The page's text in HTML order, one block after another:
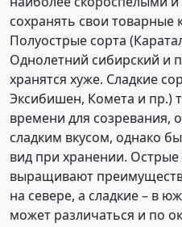
сохранять свои товарные
Полуострые сорта
Однолетний сибирский и
хранятся хуже. Сладкие
Эксибишен, Комета и пр.)
времени для созревания,
сладким вкусом, однако
вид при хранении. Острые
выращивают
на севере, а сладкие – в
может различаться и по